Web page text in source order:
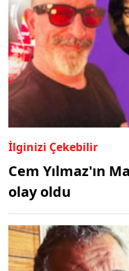
İlginizi Çekebilir
Cem Yılmaz'ın
olay oldu